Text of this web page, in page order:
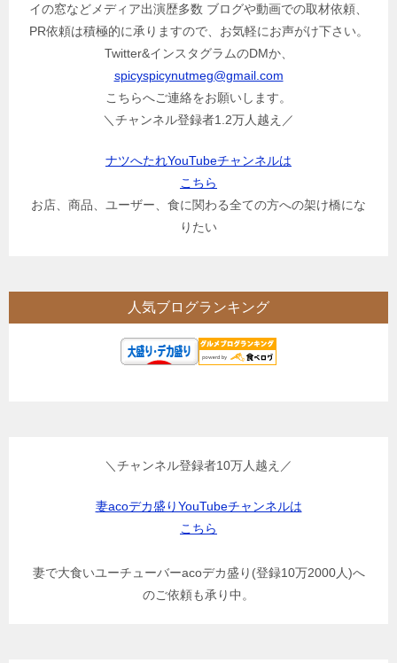
イの窓などメディア出演歴多数 ブログや動画での取材依頼、
PR依頼は積極的に承りますので、お気軽にお声がけ下さい。
Twitter&インスタグラムのDMか、
spicyspicynutmeg@gmail.com
こちらへご連絡をお願いします。
＼チャンネル登録者1.2万人越え／
ナツへたれYouTubeチャンネルは
こちら
お店、商品、ユーザー、食に関わる全ての方への架け橋にな
りたい
人気ブログランキング
＼チャンネル登録者10万人越え／
妻acoデカ盛りYouTubeチャンネルは
こちら
妻で大食いユーチューバーacoデカ盛り(登録10万2000人)へ
のご依頼も承り中。